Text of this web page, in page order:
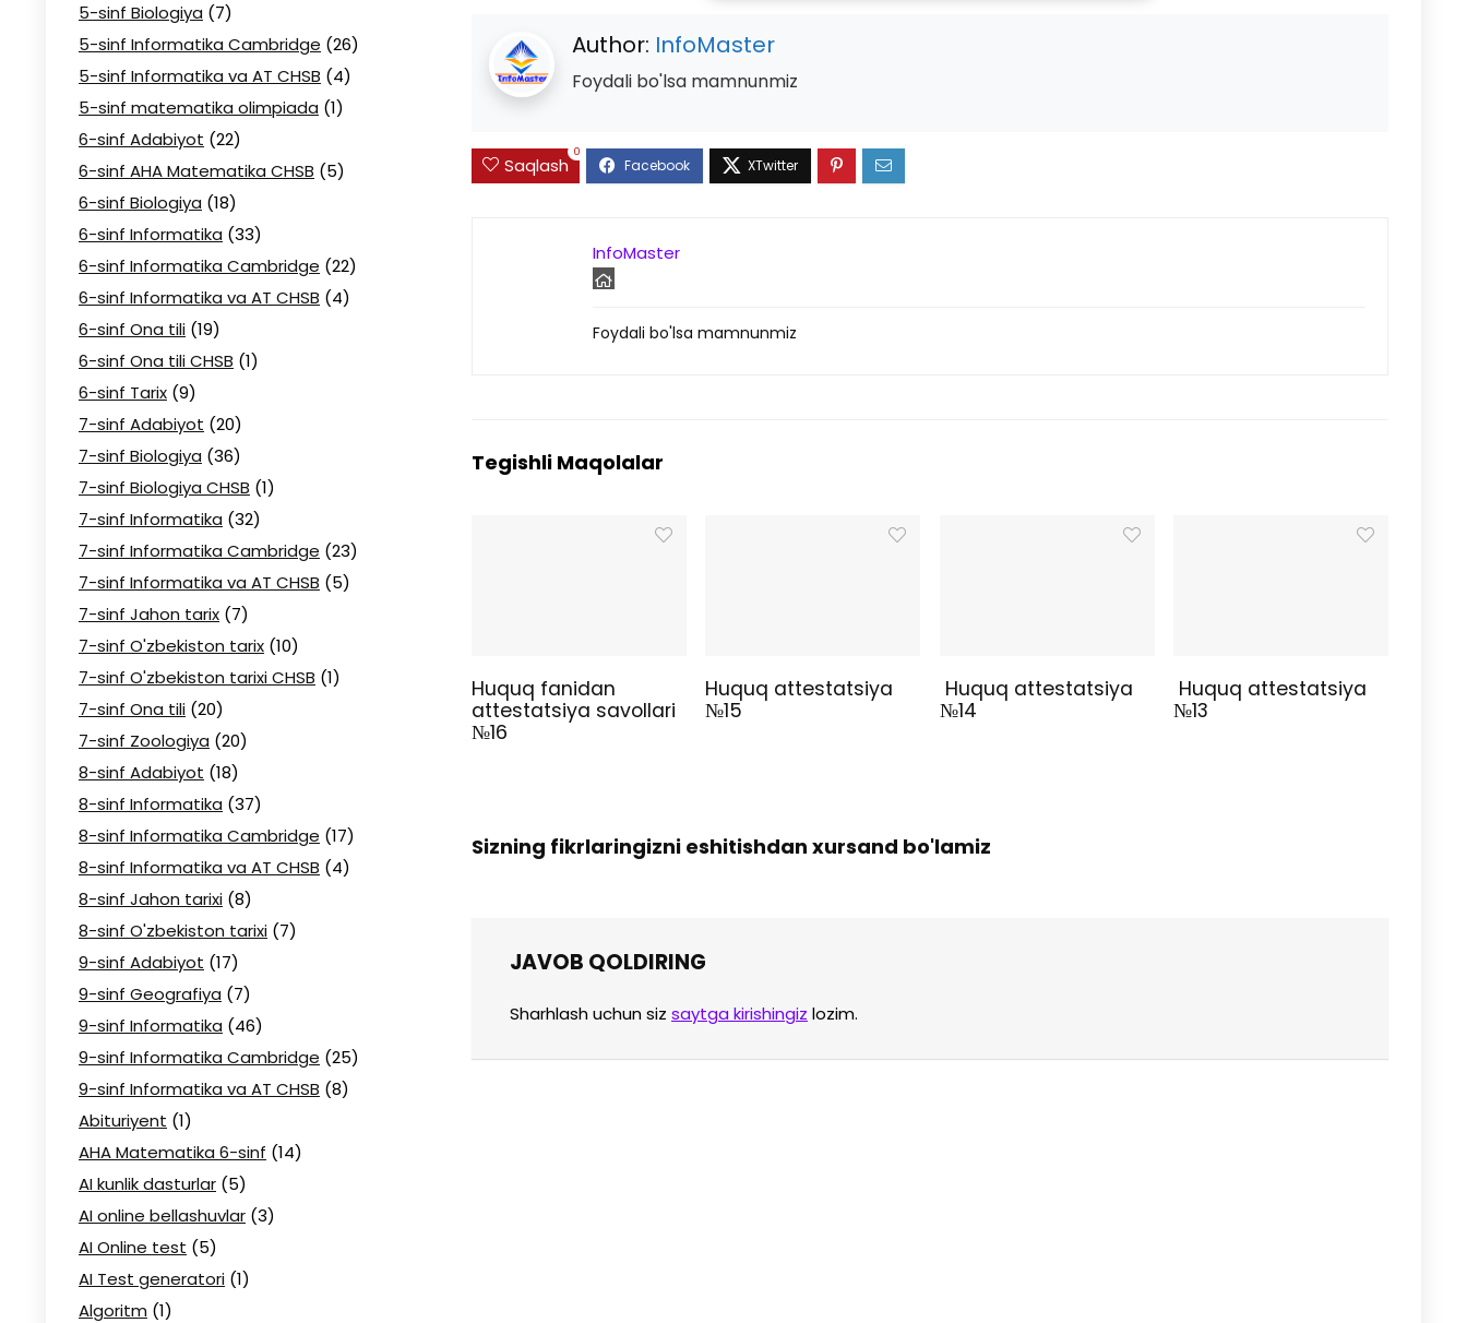
Author: InfoMaster
Foydali bo'lsa mamnunmiz
Saqlash
0
InfoMaster
Foydali bo'lsa mamnunmiz
Tegishli Maqolalar
Huquq fanidan
attestatsiya savollari
№16
Huquq attestatsiya
№15
Huquq attestatsiya
№14
Huquq attestatsiya
№13
Sizning fikrlaringizni eshitishdan xursand bo'lamiz
JAVOB QOLDIRING
Sharhlash uchun siz saytga kirishingiz lozim.
5-sinf Biologiya (7)
5-sinf Informatika Cambridge (26)
5-sinf Informatika va AT CHSB (4)
5-sinf matematika olimpiada (1)
6-sinf Adabiyot (22)
6-sinf AHA Matematika CHSB (5)
6-sinf Biologiya (18)
6-sinf Informatika (33)
6-sinf Informatika Cambridge (22)
6-sinf Informatika va AT CHSB (4)
6-sinf Ona tili (19)
6-sinf Ona tili CHSB (1)
6-sinf Tarix (9)
7-sinf Adabiyot (20)
7-sinf Biologiya (36)
7-sinf Biologiya CHSB (1)
7-sinf Informatika (32)
7-sinf Informatika Cambridge (23)
7-sinf Informatika va AT CHSB (5)
7-sinf Jahon tarix (7)
7-sinf O'zbekiston tarix (10)
7-sinf O'zbekiston tarixi CHSB (1)
7-sinf Ona tili (20)
7-sinf Zoologiya (20)
8-sinf Adabiyot (18)
8-sinf Informatika (37)
8-sinf Informatika Cambridge (17)
8-sinf Informatika va AT CHSB (4)
8-sinf Jahon tarixi (8)
8-sinf O'zbekiston tarixi (7)
9-sinf Adabiyot (17)
9-sinf Geografiya (7)
9-sinf Informatika (46)
9-sinf Informatika Cambridge (25)
9-sinf Informatika va AT CHSB (8)
Abituriyent (1)
AHA Matematika 6-sinf (14)
AI kunlik dasturlar (5)
AI online bellashuvlar (3)
AI Online test (5)
AI Test generatori (1)
Algoritm (1)